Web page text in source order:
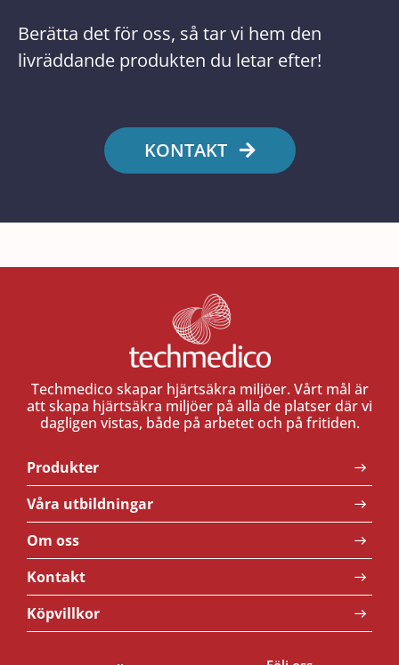
Berätta det för oss, så tar vi hem den
livräddande produkten du letar efter!
KONTAKT
Techmedico skapar hjärtsäkra miljöer. Vårt mål är
att skapa hjärtsäkra miljöer på alla de platser där vi
dagligen vistas, både på arbetet och på fritiden.
Produkter
Våra utbildningar
Om oss
Kontakt
Köpvillkor